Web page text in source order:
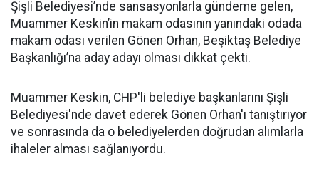
Şişli Belediyesi’nde sansasyonlarla gündeme gelen,
Muammer Keskin’in makam odasının yanındaki odada
makam odası verilen Gönen Orhan, Beşiktaş Belediye
Başkanlığı’na aday adayı olması dikkat çekti.
Muammer Keskin, CHP'li belediye başkanlarını Şişli
Belediyesi'nde davet ederek Gönen Orhan'ı tanıştırıyor
ve sonrasında da o belediyelerden doğrudan alımlarla
ihaleler alması sağlanıyordu.